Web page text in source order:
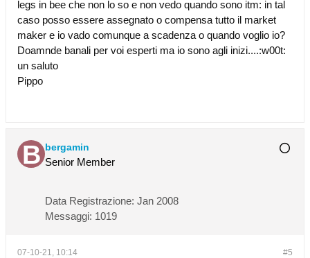
legs in bee che non lo so e non vedo quando sono itm: in tal
caso posso essere assegnato o compensa tutto il market
maker e io vado comunque a scadenza o quando voglio io?
Doamnde banali per voi esperti ma io sono agli inizi....:w00t:
un saluto
Pippo
bergamin
Senior Member
Data Registrazione: Jan 2008
Messaggi: 1019
#5
07-10-21, 10:14